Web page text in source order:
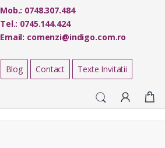
Mob.: 0748.307.484
Tel.: 0745.144.424
Email: comenzi@indigo.com.ro
Blog Contact Texte Invitatii